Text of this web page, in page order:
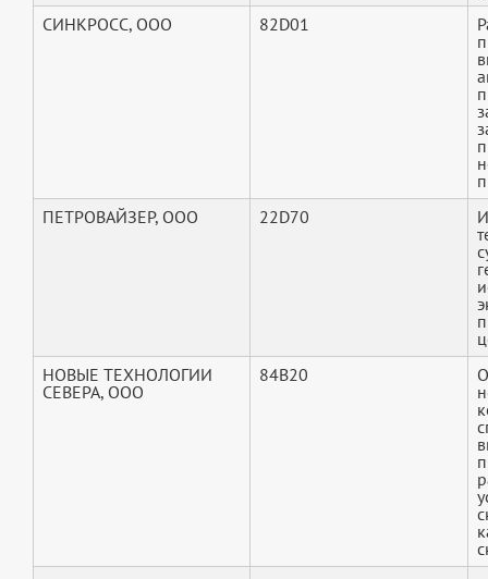
СИНКРОСС, ООО
82D01
ПЕТРОВАЙЗЕР, ООО
22D70
НОВЫЕ ТЕХНОЛОГИИ
СЕВЕРА, ООО
84B20